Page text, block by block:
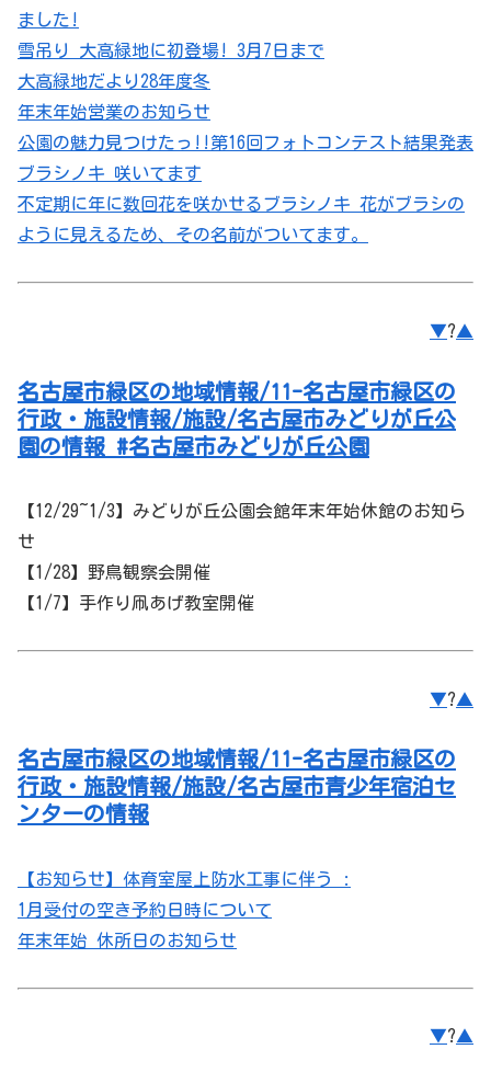
ました!
雪吊り 大高緑地に初登場! 3月7日まで
大高緑地だより28年度冬
年末年始営業のお知らせ
公園の魅力見つけたっ!!第16回フォトコンテスト結果発表
ブラシノキ 咲いてます
不定期に年に数回花を咲かせるブラシノキ 花がブラシの
ように見えるため、その名前がついてます。
▼?▲
名古屋市緑区の地域情報/11-名古屋市緑区の
行政・施設情報/施設/名古屋市みどりが丘公
園の情報 #名古屋市みどりが丘公園
【12/29~1/3】みどりが丘公園会館年末年始休館のお知ら
せ
【1/28】野鳥観察会開催
【1/7】手作り凧あげ教室開催
▼?▲
名古屋市緑区の地域情報/11-名古屋市緑区の
行政・施設情報/施設/名古屋市青少年宿泊セ
ンターの情報
【お知らせ】体育室屋上防水工事に伴う :
1月受付の空き予約日時について
年末年始 休所日のお知らせ
▼?▲